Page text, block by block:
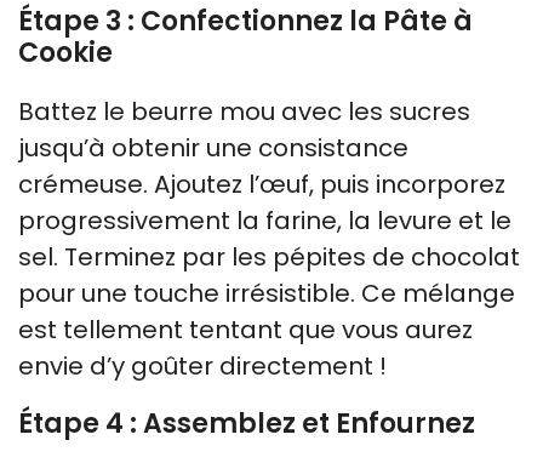
Étape 3 : Confectionnez la Pâte à
Cookie
Battez le beurre mou avec les sucres
jusqu’à obtenir une consistance
crémeuse. Ajoutez l’œuf, puis incorporez
progressivement la farine, la levure et le
sel. Terminez par les pépites de chocolat
pour une touche irrésistible. Ce mélange
est tellement tentant que vous aurez
envie d’y goûter directement !
Étape 4 : Assemblez et Enfournez